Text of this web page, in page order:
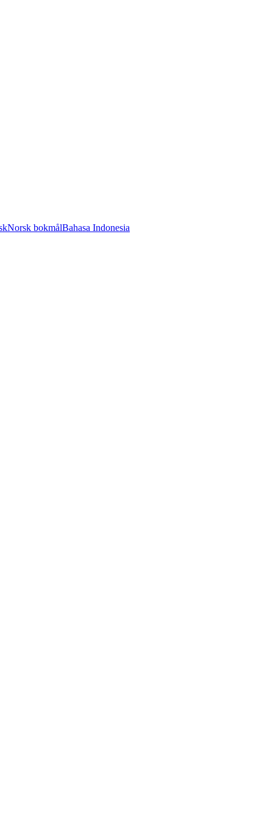
Norsk bokmålBahasa Indonesia